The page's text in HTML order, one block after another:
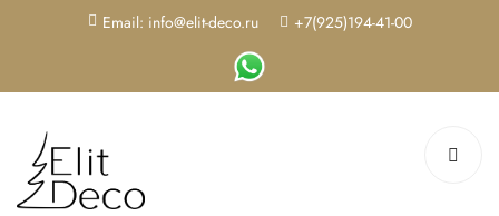
Email: info@elit-deco.ru +7(925)194-41-00